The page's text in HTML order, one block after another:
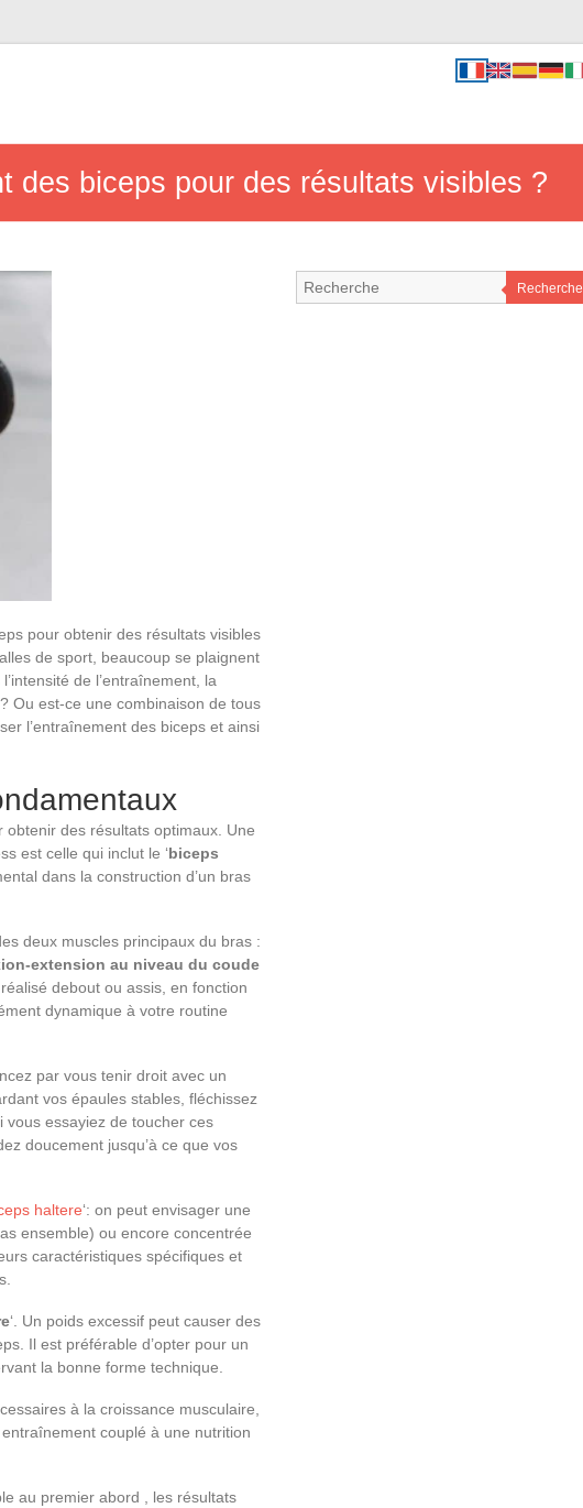
des biceps pour des résultats visibles ?
pour obtenir des résultats visibles
de sport, beaucoup se plaignent
de l’entraînement, la
Ou est-ce une combinaison de tous
l’entraînement des biceps et ainsi
obtenir des résultats optimaux. Une
est celle qui inclut le ‘biceps
dans la construction d’un bras
deux muscles principaux du bras :
extension au niveau du coude
debout ou assis, en fonction
dynamique à votre routine
par vous tenir droit avec un
vos épaules stables, fléchissez
vous essayiez de toucher ces
doucement jusqu’à ce que vos
haltere‘: on peut envisager une
ensemble) ou encore concentrée
caractéristiques spécifiques et
‘. Un poids excessif peut causer des
Il est préférable d’opter pour un
la bonne forme technique.
à la croissance musculaire,
entraînement couplé à une nutrition
au premier abord , les résultats
Recherche